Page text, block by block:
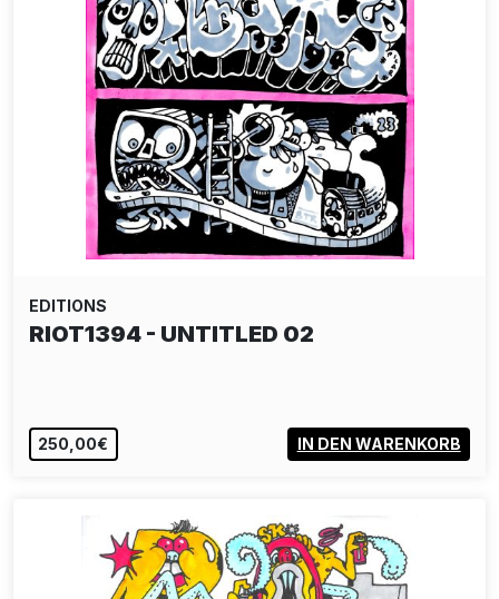
EDITIONS
RIOT1394 - UNTITLED 02
250,00€ IN DEN WARENKORB